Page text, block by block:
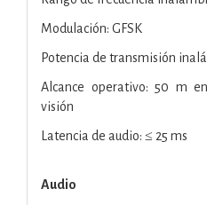
Modulación: GFSK
Potencia de transmisión
Alcance operativo: 50 m
visión
Latencia de audio: ≤ 25 ms
Audio